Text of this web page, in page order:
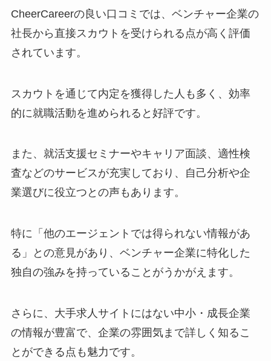
CheerCareerの良い口コミでは、ベンチャー企業の
社長から直接スカウトを受けられる点が高く評価
されています。
スカウトを通じて内定を獲得した人も多く、効率
的に就職活動を進められると好評です。
また、就活支援セミナーやキャリア面談、適性検
査などのサービスが充実しており、自己分析や企
業選びに役立つとの声もあります。
特に「他のエージェントでは得られない情報があ
る」との意見があり、ベンチャー企業に特化した
独自の強みを持っていることがうかがえます。
さらに、大手求人サイトにはない中小・成長企業
の情報が豊富で、企業の雰囲気まで詳しく知るこ
とができる点も魅力です。